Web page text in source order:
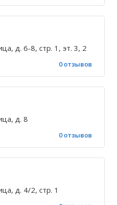
д. 6-8, стр. 1, эт. 3, 2
0 отзывов
д. 8
0 отзывов
д. 4/2, стр. 1